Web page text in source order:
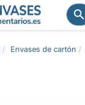


Envases de cartón